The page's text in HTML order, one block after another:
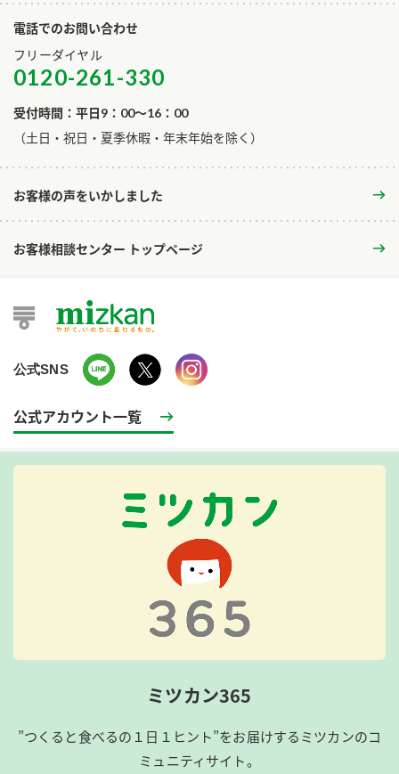
電話でのお問い合わせ
フリーダイヤル
0120-261-330
受付時間：平日9：00～16：00
​（土日・祝日・夏季休暇・年末年始を除く）
お客様の声をいかしました
お客様相談センター トップページ
公式SNS
公式アカウント一覧
ミツカン365
”つくると食べるの１日１ヒント”をお届けするミツカンのコ
ミュニティサイト。